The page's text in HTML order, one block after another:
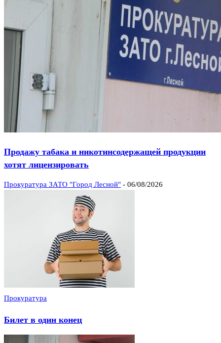
Продажу табака и никотинсодержащей продукции
хотят лицензировать
Прокуратура ЗАТО "Город Лесной" - 06/08/2026
Прокуратура
Билет в один конец